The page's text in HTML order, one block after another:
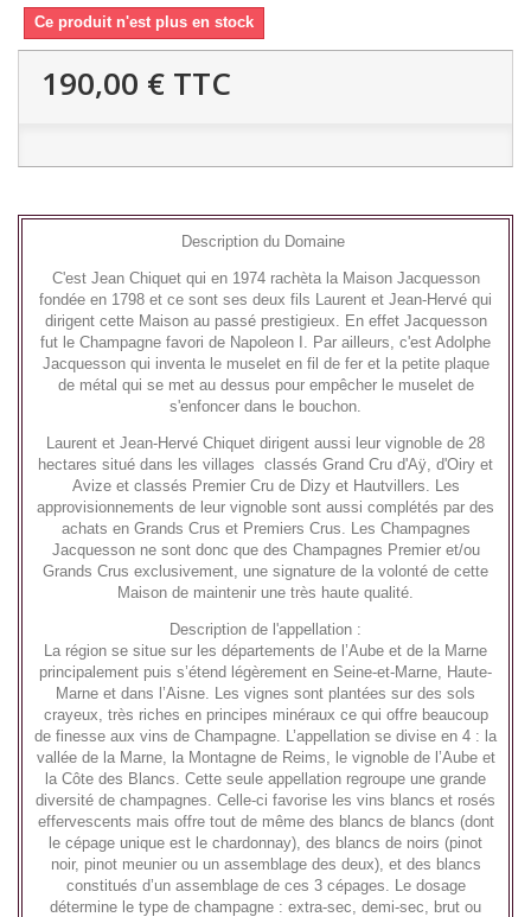
Ce produit n'est plus en stock
190,00 € TTC
Description du Domaine
C'est Jean Chiquet qui en 1974 rachèta la Maison Jacquesson
fondée en 1798 et ce sont ses deux fils Laurent et Jean-Hervé qui
dirigent cette Maison au passé prestigieux. En effet Jacquesson
fut le Champagne favori de Napoleon I. Par ailleurs, c'est Adolphe
Jacquesson qui inventa le muselet en fil de fer et la petite plaque
de métal qui se met au dessus pour empêcher le muselet de
s'enfoncer dans le bouchon.
Laurent et Jean-Hervé Chiquet dirigent aussi leur vignoble de 28
hectares situé dans les villages classés Grand Cru d'Aÿ, d'Oiry et
Avize et classés Premier Cru de Dizy et Hautvillers. Les
approvisionnements de leur vignoble sont aussi complétés par des
achats en Grands Crus et Premiers Crus. Les Champagnes
Jacquesson ne sont donc que des Champagnes Premier et/ou
Grands Crus exclusivement, une signature de la volonté de cette
Maison de maintenir une très haute qualité.
Description de l'appellation :
La région se situe sur les départements de l’Aube et de la Marne
principalement puis s’étend légèrement en Seine-et-Marne, Haute-
Marne et dans l’Aisne. Les vignes sont plantées sur des sols
crayeux, très riches en principes minéraux ce qui offre beaucoup
de finesse aux vins de Champagne. L’appellation se divise en 4 : la
vallée de la Marne, la Montagne de Reims, le vignoble de l’Aube et
la Côte des Blancs. Cette seule appellation regroupe une grande
diversité de champagnes. Celle-ci favorise les vins blancs et rosés
effervescents mais offre tout de même des blancs de blancs (dont
le cépage unique est le chardonnay), des blancs de noirs (pinot
noir, pinot meunier ou un assemblage des deux), et des blancs
constitués d’un assemblage de ces 3 cépages. Le dosage
détermine le type de champagne : extra-sec, demi-sec, brut ou